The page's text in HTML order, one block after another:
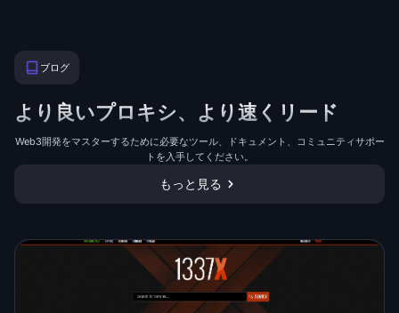
ブログ
より良いプロキシ、より速くリード
Web3開発をマスターするために必要なツール、ドキュメント、コミュニティサポー
トを入手してください。
もっと見る